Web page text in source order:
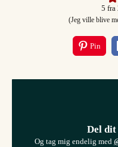
5 fra
(Jeg ville blive
Pin
Del
Og tag mig endelig med